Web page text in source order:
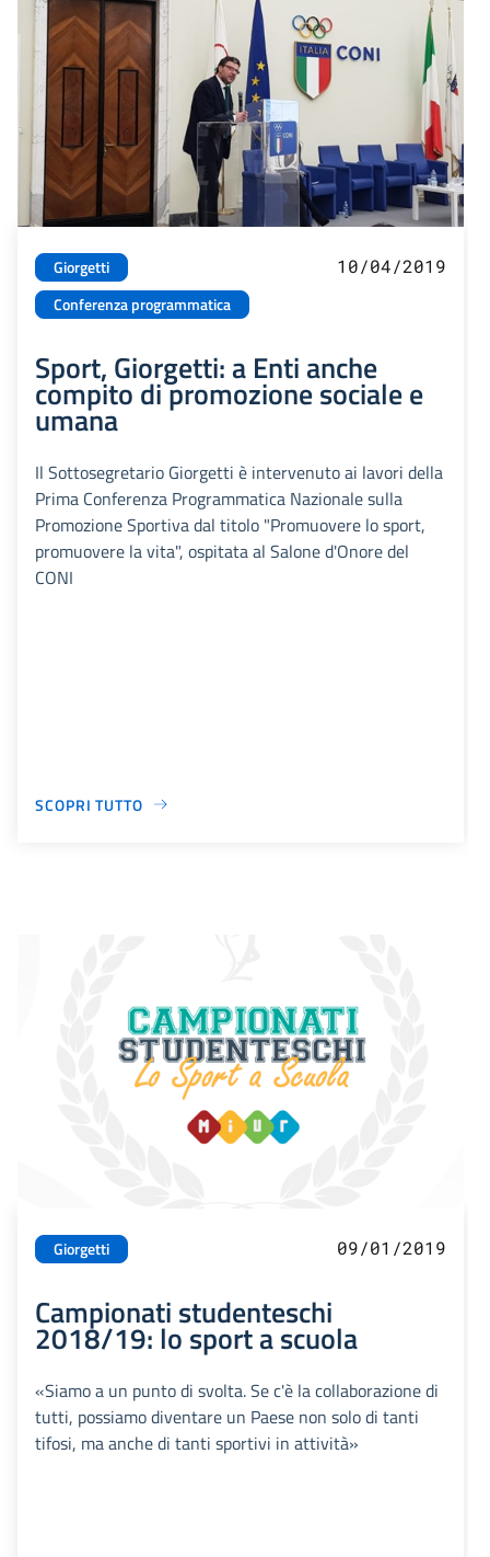
Giorgetti
Conferenza programmatica
10/04/2019
Sport, Giorgetti: a Enti anche
compito di promozione sociale e
umana
Il Sottosegretario Giorgetti è intervenuto ai lavori della
Prima Conferenza Programmatica Nazionale sulla
Promozione Sportiva dal titolo "Promuovere lo sport,
promuovere la vita", ospitata al Salone d'Onore del
CONI
SCOPRI TUTTO
Giorgetti 09/01/2019
Campionati studenteschi
2018/19: lo sport a scuola
«Siamo a un punto di svolta. Se c'è la collaborazione di
tutti, possiamo diventare un Paese non solo di tanti
tifosi, ma anche di tanti sportivi in attività»